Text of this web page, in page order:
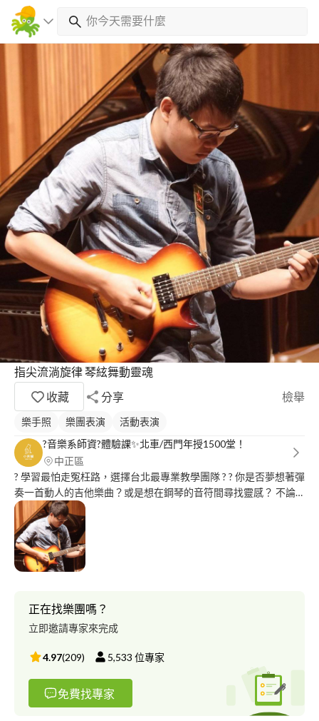
指尖流淌旋律 琴絃舞動靈魂
收藏
分享 檢舉
樂手照 樂團表演
活動表演
?音樂系師資?體驗課✨北車/西門年授1500堂！
中正區
? 學習最怕走冤枉路，選擇台北最專業教學團隊 ? ? 你是否夢想著彈
奏一首動人的吉他樂曲？或是想在鋼琴的音符間尋找靈感？ 不論
你對音樂的渴望，我們的音樂教室都能夠滿足你的期待！ ? 我們提
供多樣化的吉他課程，包括民謠吉他、鋼弦演奏吉他和電吉他等
讓你在音樂的世界中找到自己的獨特風格 ?位於台北市中正區北車
旁，交通便利 無論你是搭乘捷運、公車，甚至騎著機車，都能輕
鬆抵達 地理位置優越，讓你更輕鬆地享受音樂學習的樂趣！ ? 對於
彈奏音樂～ ?‍? 吉他師資團隊由林政諺老師親自挑選 林老師擁有國
立臺南大學音樂系碩士班-音樂教育專長的背景 碩士研究更是針對
民謠吉他教材兩大火紅教材： 《新琴點撥》與《彈指之間》的內
容分析與比較研究，深耕音樂教育領域多年。 是台灣少有的研究
吉他教學團隊 ? 探索鋼琴之美，選擇台南最專業的教學團隊 ⭐️ 在台
南，有一支文化部藝師藝友唯一背書的鋼琴教學團隊 ⭐️ ⭐️ 法官、醫
師、老師都選擇了我們 ⭐️ ⭐️ 教學理論不僅僅是奧福，更有柯大宜和
正在找樂團嗎？
立即邀請專家來完成
4.97(209) 5,533 位專家
免費找專家